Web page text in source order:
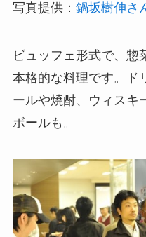
写真提供： 鍋坂樹伸さ
ビュッフェ形式で、惣
本格的な料理です。ド
ールや焼酎、ウィスキ
ボールも。